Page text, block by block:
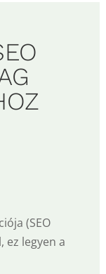
(SEO
ez legyen a